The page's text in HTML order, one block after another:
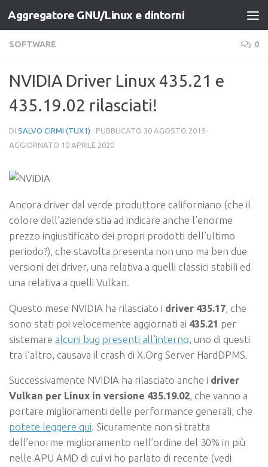
Salta al contenuto
Aggregatore GNU/Linux e dintorni
SOFTWARE 0
NVIDIA Driver Linux 435.21 e
435.19.02 rilasciati!
DI SALVO CIRMI (TUX1) · PUBBLICATO 30 AGOSTO 2019 ·
AGGIORNATO 10 APRILE 2020
Ancora driver dal verde produttore californiano (che il
colore dell’aziende stia ad indicare anche l’enorme
prezzo ingiustificato dei propri prodotti dell’ultimo
periodo?), che stavolta presenta non uno ma ben due
versioni dei driver, una relativa a quelli classici stabili ed
una relativa a quelli Vulkan.
Questo mese NVIDIA ha rilasciato i driver 435.17 , che
sono stati poi velocemente aggiornati ai 435.21 per
sistemare alcuni bug presenti all’interno , uno di questi
tra l’altro, causava il crash di X.Org Server HardDPMS.
Successivamente NVIDIA ha rilasciato anche i driver
Vulkan per Linux in versione 435.19.02, che vanno a
portare miglioramenti delle performance generali, che
potete leggere qui. Sicuramente non si tratta
dell’enorme miglioramento nell’ordine del 30% in più
nelle APU AMD di cui vi ho parlato di recente (vedi